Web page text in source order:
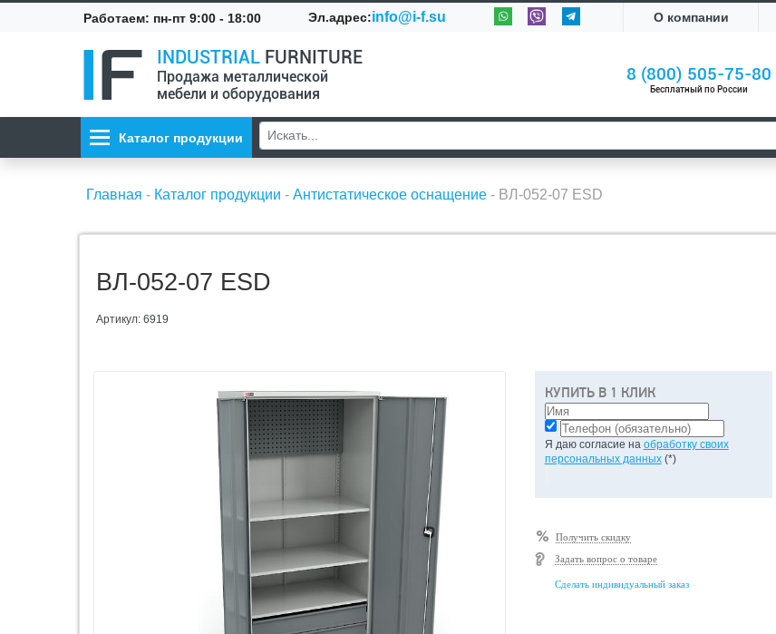
Работаем: пн-пт 9:00 - 18:00 Эл.адрес:info@i-f.su О компании
INDUSTRIAL FURNITURE
Продажа металлической
мебели и оборудования
8 (800) 505-75-80
Бесплатный по России
Каталог продукции
Главная - Каталог продукции - Антистатическое оснащение - ВЛ-052-07 ESD
ВЛ-052-07 ESD
Артикул: 6919
КУПИТЬ В 1 КЛИК
Я даю согласие на обработку своих
персональных данных(*)
Получить скидку
Задать вопрос о товаре
Сделать индивидуальный заказ